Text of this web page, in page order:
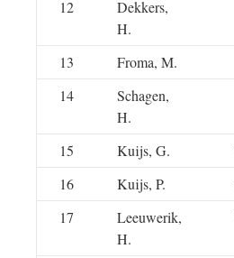
12
Dekkers,
H.
13 Froma, M.
14
Schagen,
H.
15 Kuijs, G.
16
Kuijs, P.
17
Leeuwerik,
H.